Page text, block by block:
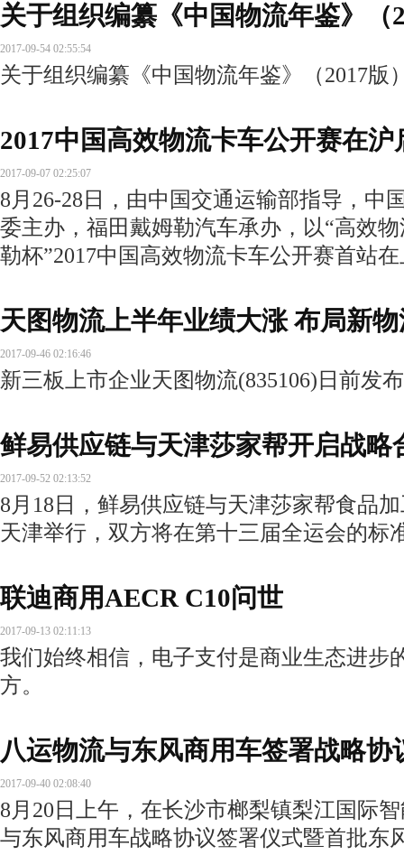
关于组织编纂《中国物流年鉴》（
2017-09-54 02:55:54
关于组织编纂《中国物流年鉴》（2017版
2017中国高效物流卡车公开赛在沪
2017-09-07 02:25:07
8月26-28日，由中国交通运输部指导，中
委主办，福田戴姆勒汽车承办，以“高效
勒杯”2017中国高效物流卡车公开赛首站
天图物流上半年业绩大涨 布局新
2017-09-46 02:16:46
新三板上市企业天图物流(835106)日前发
鲜易供应链与天津莎家帮开启战略
2017-09-52 02:13:52
8月18日，鲜易供应链与天津莎家帮食品
天津举行，双方将在第十三届全运会的标
联迪商用AECR C10问世
2017-09-13 02:11:13
我们始终相信，电子支付是商业生态进步
方。
八运物流与东风商用车签署战略协
2017-09-40 02:08:40
8月20日上午，在长沙市榔梨镇梨江国际
与东风商用车战略协议签署仪式暨首批东